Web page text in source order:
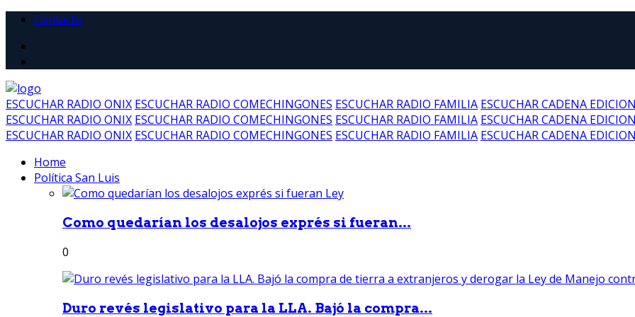
Contacto
ESCUCHAR RADIO ONIX ESCUCHAR RADIO COMECHINGONES ESCUCHAR RADIO FAMILIA ESCUCHAR CADENA EDICION
ESCUCHAR RADIO ONIX ESCUCHAR RADIO COMECHINGONES ESCUCHAR RADIO FAMILIA ESCUCHAR CADENA EDICION
ESCUCHAR RADIO ONIX ESCUCHAR RADIO COMECHINGONES ESCUCHAR RADIO FAMILIA ESCUCHAR CADENA EDICION
Home
Política San Luis
Como quedarían los desalojos exprés si fueran...
0
Duro revés legislativo para la LLA. Bajó la compra...